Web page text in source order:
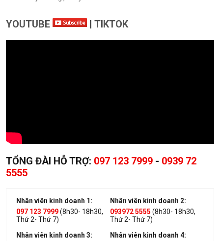
YOUTUBE | TIKTOK
TỔNG ĐÀI HỖ TRỢ: 097 123 7999 - 0939 72
5555
Nhân viên kinh doanh 1:
097 123 7999(8h30- 18h30,
Thứ 2- Thứ 7)
Nhân viên kinh doanh 2:
093972 5555 (8h30- 18h30,
Thứ 2- Thứ 7)
Nhân viên kinh doanh 3:
Nhân viên kinh doanh 4: